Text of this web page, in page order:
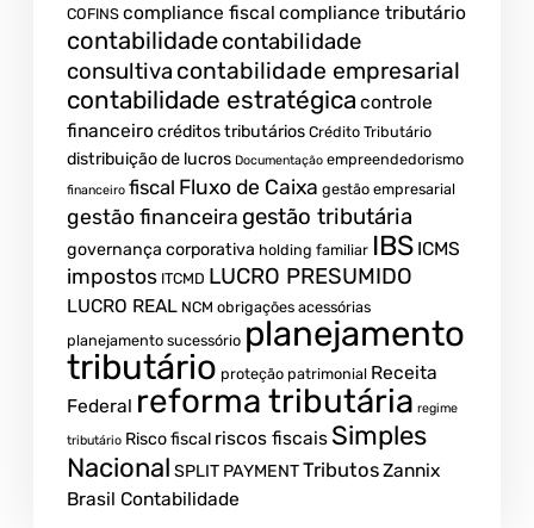
COFINS compliance fiscal compliance tributário
contabilidadecontabilidade
consultiva contabilidade empresarial
contabilidade estratégica controle
financeirocréditos tributários Crédito Tributário
distribuição de lucros Documentação empreendedorismo
financeiro fiscal Fluxo de Caixa gestão empresarial
gestão financeira gestão tributária
governança corporativa holding familiar IBS ICMS
impostos ITCMD LUCRO PRESUMIDO
LUCRO REAL NCM obrigações acessórias
planejamento sucessório planejamento
tributário proteção patrimonial Receita
Federal reforma tributária regime
tributário Risco fiscal riscos fiscais Simples
Nacional SPLIT PAYMENTTributosZannix
Brasil Contabilidade